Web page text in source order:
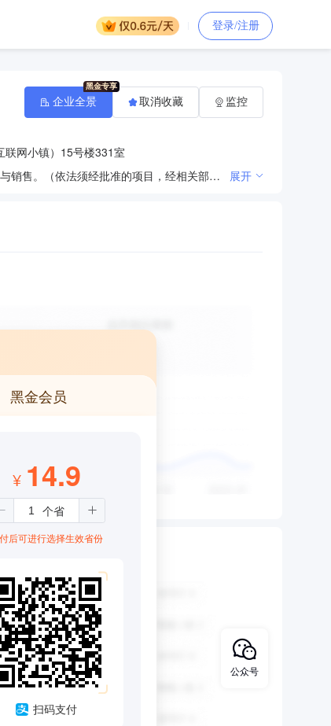
登录/注册
联网小镇）15号楼331室
计算机网络技术领域内的技术服务、技术开发、技术转让、技术咨询；计算机系统集成；计算机软硬件的研发与销售。（依法须经批准的项目，经相关部门批准后方可开展经营活动） 展开
企业全景 取消收藏 监控
黑金会员
¥ 14.9
后可进行选择生效省份
扫码支付
公众号